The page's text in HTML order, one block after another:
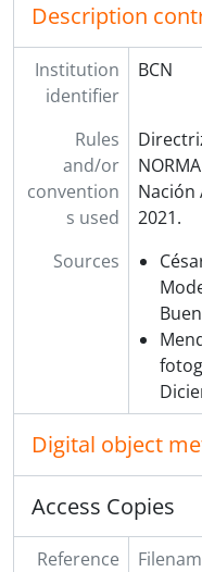
Description
Institution
identifier
BCN
Rules
and/or
convention
s used
Nación
2021.
Sources
Digital object
Access Copies
Reference